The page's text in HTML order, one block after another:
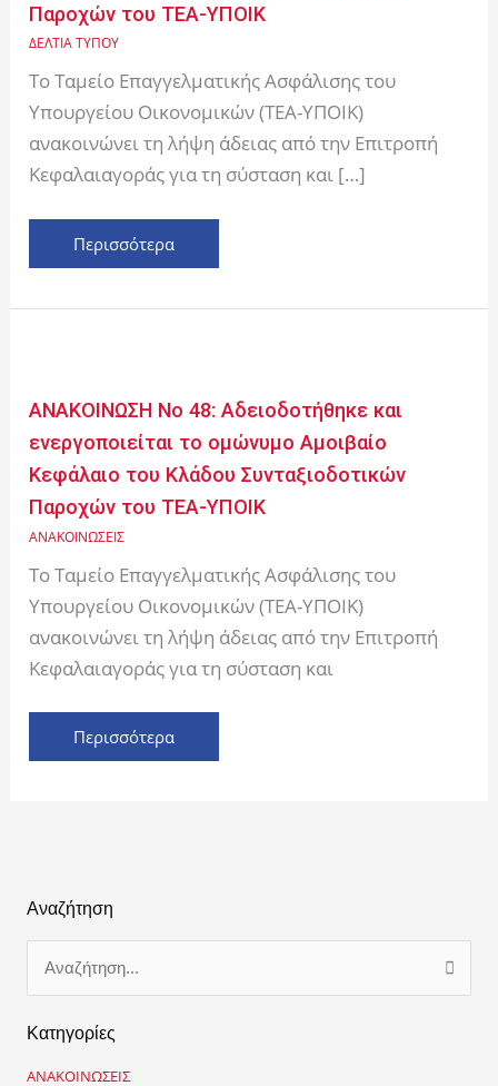
Παροχών του ΤΕΑ-ΥΠΟΙΚ
ΔΕΛΤΙΑ ΤΥΠΟΥ
Το Ταμείο Επαγγελματικής Ασφάλισης του
Υπουργείου Οικονομικών (ΤΕΑ-ΥΠΟΙΚ)
ανακοινώνει τη λήψη άδειας από την Επιτροπή
Κεφαλαιαγοράς για τη σύσταση και […]
το
ομώνυμο
Κεφάλαιο
του
Κλάδου
Συνταξιοδοτικών
ΤΕΑ-
Περισσότερα
ΑΝΑΚΟΙΝΩΣΗ Νο 48: Αδειοδοτήθηκε και
ενεργοποιείται το ομώνυμο Αμοιβαίο
Κεφάλαιο του Κλάδου Συνταξιοδοτικών
Παροχών του ΤΕΑ-ΥΠΟΙΚ
ΑΝΑΚΟΙΝΩΣΕΙΣ
Το Ταμείο Επαγγελματικής Ασφάλισης του
Υπουργείου Οικονομικών (ΤΕΑ-ΥΠΟΙΚ)
ανακοινώνει τη λήψη άδειας από την Επιτροπή
Κεφαλαιαγοράς για τη σύσταση και
48:
και
ενεργοποιείται
το
ομώνυμο
Κεφάλαιο
του
Κλάδου
Συνταξιοδοτικών
ΤΕΑ-
Περισσότερα
Αναζήτηση
ζ
τ
Κατηγορίες
ΑΝΑΚΟΙΝΩΣΕΙΣ